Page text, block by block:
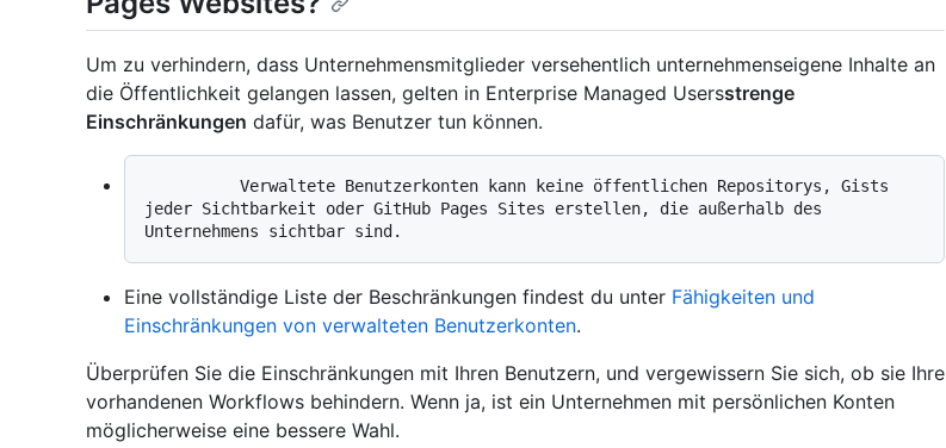
Um zu verhindern, dass Unternehmensmitglieder versehentlich unternehmenseigene Inhalte an
die Öffentlichkeit gelangen lassen, gelten in Enterprise Managed Usersstrenge
Einschränkungen dafür, was Benutzer tun können.
jeder Sichtbarkeit oder GitHub Pages Sites erstellen, die außerhalb des
Eine vollständige Liste der Beschränkungen findest du unter Fähigkeiten und
Einschränkungen von verwalteten Benutzerkonten.
Überprüfen Sie die Einschränkungen mit Ihren Benutzern, und vergewissern Sie sich, ob sie Ihre
vorhandenen Workflows behindern. Wenn ja, ist ein Unternehmen mit persönlichen Konten
möglicherweise eine bessere Wahl.